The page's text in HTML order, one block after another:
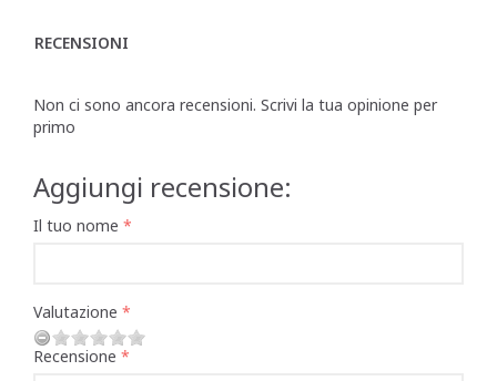
RECENSIONI
Non ci sono ancora recensioni. Scrivi la tua opinione per
primo
Aggiungi recensione:
Il tuo nome
Valutazione
Recensione